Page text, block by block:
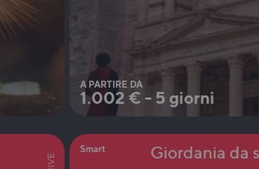
A PARTIRE DA
1.002 € - 5 giorni
Smart Giordania da